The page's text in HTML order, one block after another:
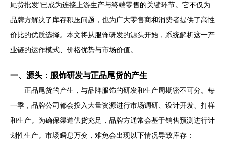
尾货批发"已成为连接上游生产与终端零售的关键环节。它不仅为
品牌方解决了库存积压问题，也为广大零售商和消费者提供了高性
价比的优质选择。本文将从服饰研发的源头开始，系统解析这一产
业链的运作模式、价格优势与市场价值。
一、源头：服饰研发与正品尾货的产生
正品尾货的产生，与品牌服饰的研发和生产周期密不可分。每
一季，品牌公司都会投入大量资源进行市场调研、设计开发、打样
和生产。为确保渠道供货充足，品牌方通常会基于销售预测进行计
划性生产。市场瞬息万变，难免会出现以下情况导致库存：